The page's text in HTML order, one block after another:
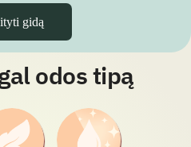
gidą
odos tipą